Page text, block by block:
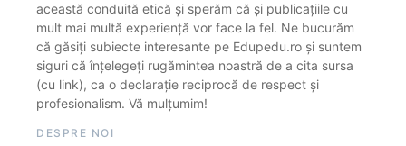
această conduită etică și sperăm că și publicațiile cu
mult mai multă experiență vor face la fel. Ne bucurăm
că găsiți subiecte interesante pe Edupedu.ro și suntem
siguri că înțelegeți rugămintea noastră de a cita sursa
(cu link), ca o declarație reciprocă de respect și
profesionalism. Vă mulțumim!
DESPRE NOI